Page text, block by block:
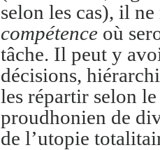
selon les cas), il
compétence où
tâche. Il peut y
décisions,
les répartir selon
proudhonien de
de l’utopie